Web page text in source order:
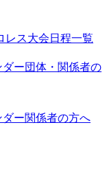
レス大会日程一覧
ダー団体・関係者の
ダー関係者の方へ